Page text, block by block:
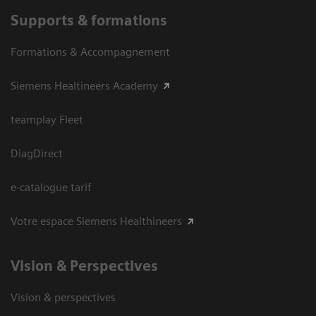
Supports & formations
Formations & Accompagnement
Siemens Healtineers Academy
teamplay Fleet
DiagDirect
e-catalogue tarif
Votre espace Siemens Healthineers
Vision ​& Perspectives
Vision & perspectives